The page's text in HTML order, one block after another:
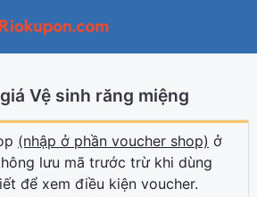
Vệ sinh răng miệng
(nhập ở phần voucher shop) ở
lưu mã trước trừ khi dùng
để xem điều kiện voucher.